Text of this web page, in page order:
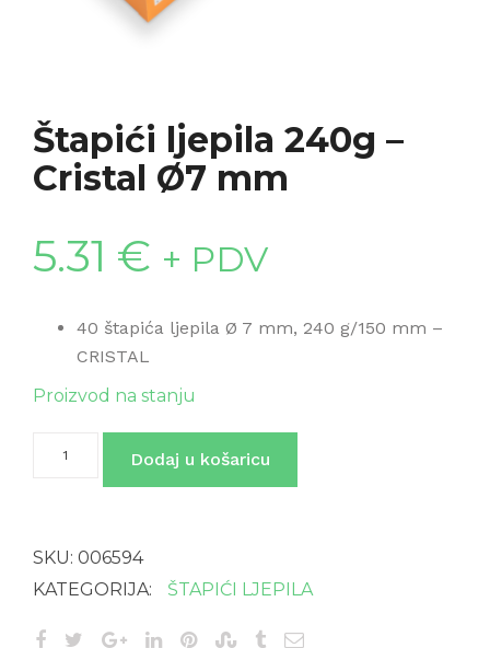
Štapići ljepila 240g –
Cristal Ø7 mm
5.31 € + PDV
40 štapića ljepila Ø 7 mm, 240 g/150 mm –
CRISTAL
Proizvod na stanju
ljepila
mm
količina
Dodaj u košaricu
SKU: 006594
KATEGORIJA:
ŠTAPIĆI LJEPILA